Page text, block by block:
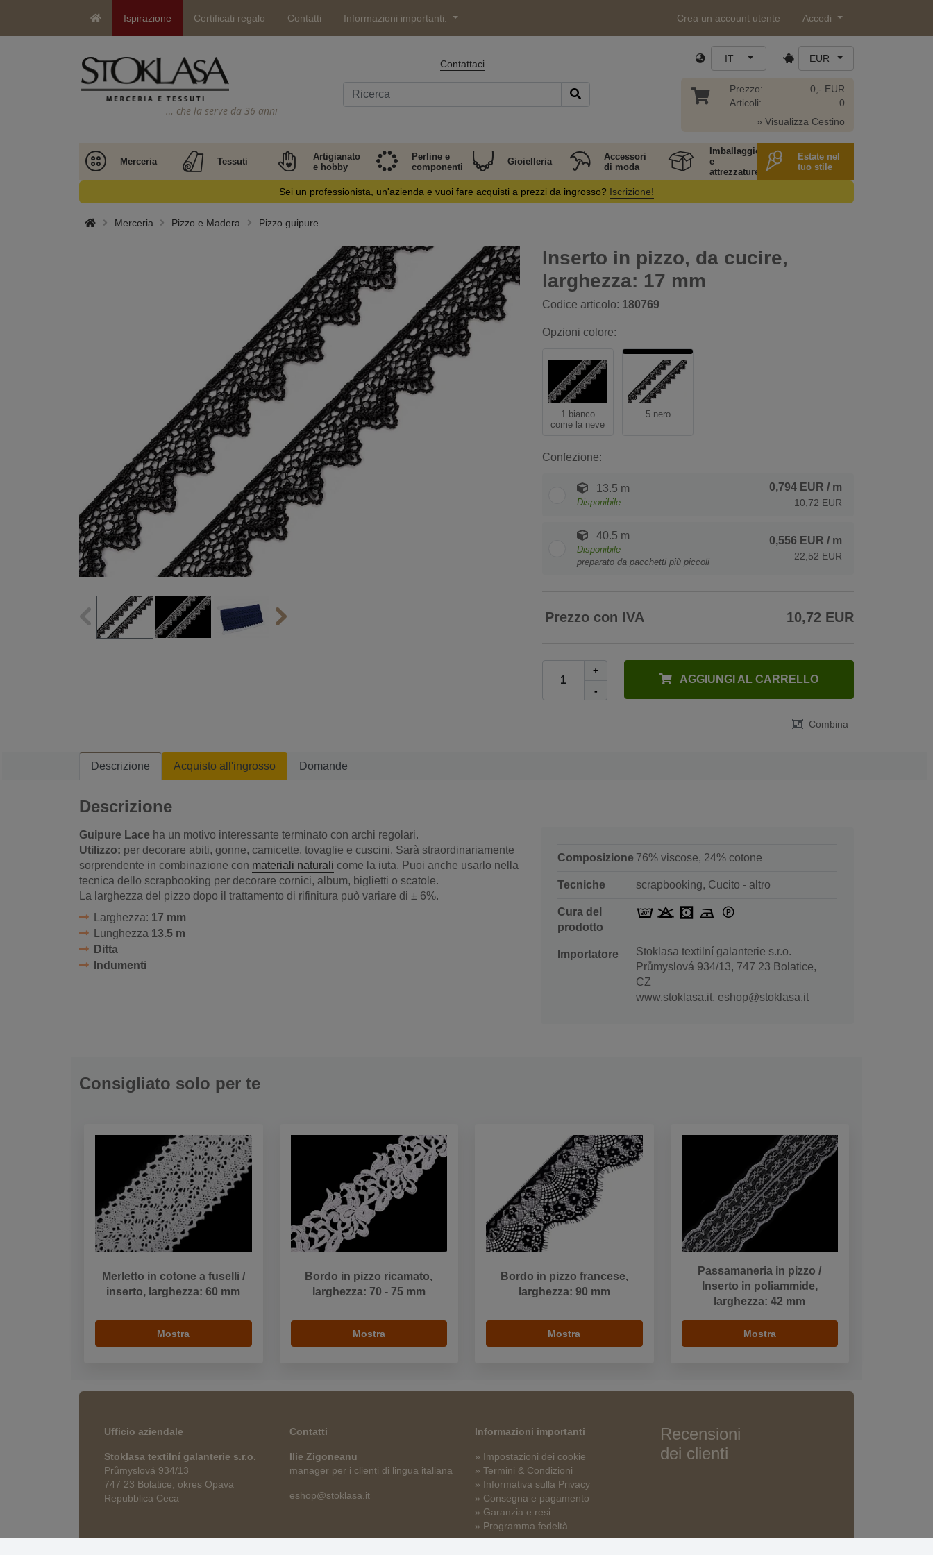
Ispirazione Certificati regalo Contatti Informazioni importanti: Crea un account utente Accedi
… che la serve da 36 anni
Contattaci IT EUR
Prezzo:
Articoli:
0,- EUR
0
» Visualizza Cestino
Merceria Tessuti
Artigianato
e hobby
Perline e
componenti
Gioielleria
Accessori
di moda
Imballaggio
e
attrezzature
Estate nel
tuo stile
Sei un professionista, un'azienda e vuoi fare acquisti a prezzi da ingrosso? Iscrizione!
Merceria Pizzo e Madera Pizzo guipure
Inserto in pizzo, da cucire,
larghezza: 17 mm
Codice articolo: 180769
Opzioni colore:
1 bianco
come la neve
5 nero
Confezione:
13.5 m
Disponibile
0,794 EUR / m
10,72 EUR
40.5 m
Disponibile
preparato da pacchetti più piccoli
0,556 EUR / m
22,52 EUR
Prezzo con IVA 10,72 EUR
+
-
AGGIUNGI AL CARRELLO
Combina
Descrizione Acquisto all'ingrosso Domande
Descrizione
Guipure Lace ha un motivo interessante terminato con archi regolari.
Utilizzo: per decorare abiti, gonne, camicette, tovaglie e cuscini. Sarà straordinariamente
sorprendente in combinazione con materiali naturali come la iuta. Puoi anche usarlo nella
tecnica dello scrapbooking per decorare cornici, album, biglietti o scatole.
La larghezza del pizzo dopo il trattamento di rifinitura può variare di ± 6%.
Larghezza: 17 mm
Lunghezza 13.5 m
Ditta
Indumenti
Composizione 76% viscose, 24% cotone
Tecniche scrapbooking, Cucito - altro
Cura del
prodotto
Importatore
Stoklasa textilní galanterie s.r.o.
Průmyslová 934/13, 747 23 Bolatice,
CZ
www.stoklasa.it, eshop@stoklasa.it
Consigliato solo per te
Merletto in cotone a fuselli /
inserto, larghezza: 60 mm
Mostra
Bordo in pizzo ricamato,
larghezza: 70 - 75 mm
Mostra
Bordo in pizzo francese,
larghezza: 90 mm
Mostra
Passamaneria in pizzo /
Inserto in poliammide,
larghezza: 42 mm
Mostra
Ufficio aziendale
Stoklasa textilní galanterie s.r.o.
Průmyslová 934/13
747 23 Bolatice, okres Opava
Repubblica Ceca
Contatti
Ilie Zigoneanu
manager per i clienti di lingua italiana
eshop@stoklasa.it
Informazioni importanti
» Impostazioni dei cookie
» Termini & Condizioni
» Informativa sulla Privacy
» Consegna e pagamento
» Garanzia e resi
» Programma fedeltà
Recensioni
dei clienti